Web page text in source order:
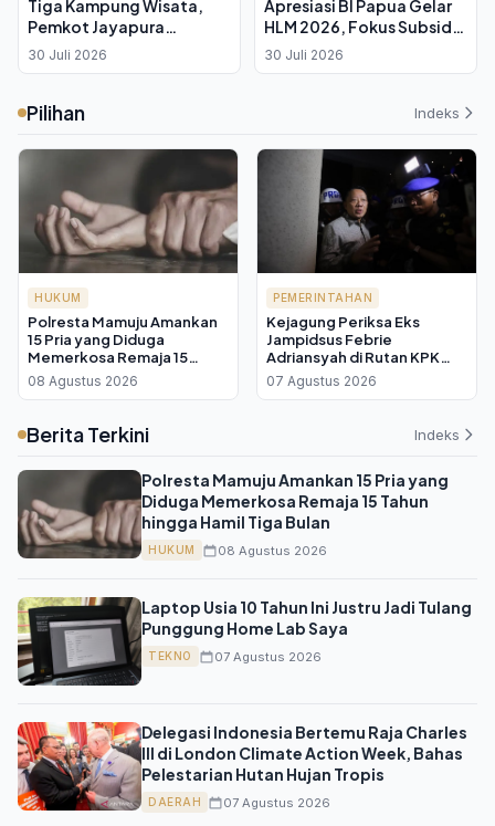
Tiga Kampung Wisata,
Pemkot Jayapura
Targetkan Sumber
Ekonomi Baru bagi
30 Juli 2026
Apresiasi BI Papua Gelar
HLM 2026, Fokus Subsidi
Cabai hingga Angkutan
Gratis Petani OAP
30 Juli 2026
Pilihan Indeks
HUKUM
Polresta Mamuju Amankan
15 Pria yang Diduga
Memerkosa Remaja 15
Tahun hingga Hamil Tiga
Bulan
08 Agustus 2026
PEMERINTAHAN
Kejagung Periksa Eks
Jampidsus Febrie
Adriansyah di Rutan KPK
sebagai Tersangka TPPU
07 Agustus 2026
Berita Terkini Indeks
Polresta Mamuju Amankan 15 Pria yang
Diduga Memerkosa Remaja 15 Tahun
hingga Hamil Tiga Bulan
HUKUM 08 Agustus 2026
Laptop Usia 10 Tahun Ini Justru Jadi Tulang
Punggung Home Lab Saya
TEKNO 07 Agustus 2026
Delegasi Indonesia Bertemu Raja Charles
III di London Climate Action Week, Bahas
Pelestarian Hutan Hujan Tropis
DAERAH 07 Agustus 2026